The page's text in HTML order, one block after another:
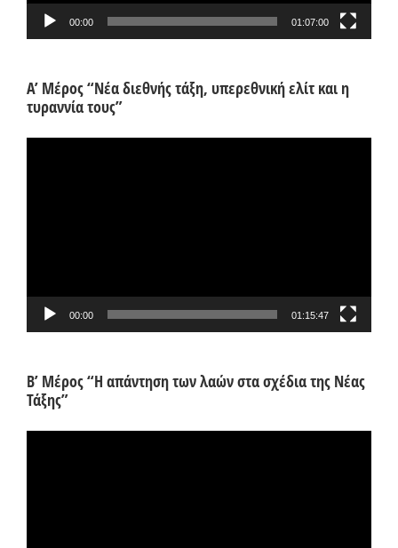
00:00 01:07:00
Α’ Μέρος “Νέα διεθνής τάξη, υπερεθνική ελίτ και η
τυραννία τους”
00:00 01:15:47
Β’ Μέρος “Η απάντηση των λαών στα σχέδια της Νέας
Τάξης”